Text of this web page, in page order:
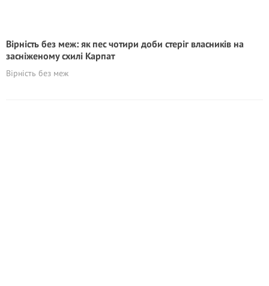
Вірність без меж: як пес чотири доби стеріг власників на
засніженому схилі Карпат
Вірність без меж